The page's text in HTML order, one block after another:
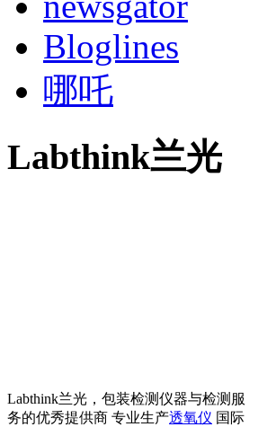
Bloglines
哪吒
Labthink兰光
Labthink兰光，包装检测仪器与检测服
务的优秀提供商 专业生产透氧仪 国际